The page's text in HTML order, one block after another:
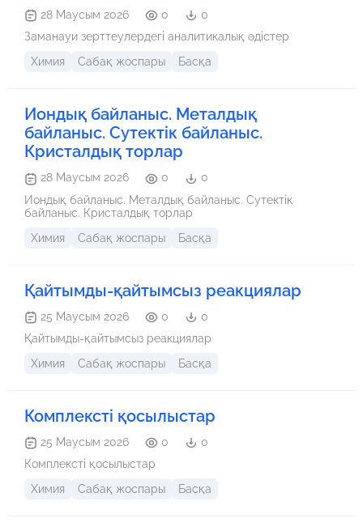
28 Маусым 2026 0
0
Заманауи зерттеулердегі аналитикалық әдістер
Химия
Сабақ жоспары Басқа
Иондық байланыс. Металдық
байланыс. Сутектік байланыс.
Кристалдық торлар
28 Маусым 2026 0
0
Иондық байланыс. Металдық байланыс. Сутектік
байланыс. Кристалдық торлар
Химия
Сабақ жоспары Басқа
Қайтымды-қайтымсыз реакциялар
25 Маусым 2026 0
0
Қайтымды-қайтымсыз реакциялар
Химия
Сабақ жоспары Басқа
Комплексті қосылыстар
25 Маусым 2026 0
0
Комплексті қосылыстар
Химия
Сабақ жоспары Басқа